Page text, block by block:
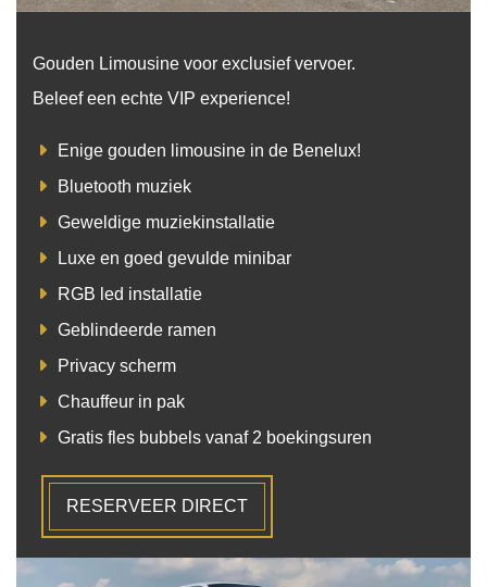
Gouden Limousine voor exclusief vervoer.
Beleef een echte VIP experience!
Enige gouden limousine in de Benelux!
Bluetooth muziek
Geweldige muziekinstallatie
Luxe en goed gevulde minibar
RGB led installatie
Geblindeerde ramen
Privacy scherm
Chauffeur in pak
Gratis fles bubbels vanaf 2 boekingsuren
RESERVEER DIRECT